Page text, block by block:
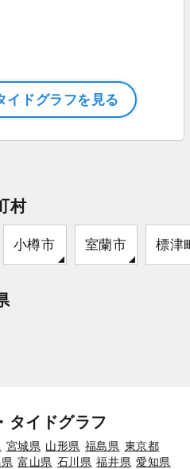
イドグラフを見る
村
小樽市 室蘭市 標津
タイドグラフ
宮城県 山形県 福島県 東京都
富山県 石川県 福井県 愛知県